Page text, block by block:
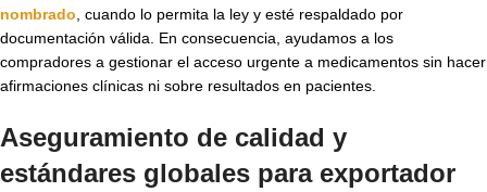
nombrado , cuando lo permita la ley y esté respaldado por
documentación válida. En consecuencia, ayudamos a los
compradores a gestionar el acceso urgente a medicamentos sin hacer
afirmaciones clínicas ni sobre resultados en pacientes.
Aseguramiento de calidad y
estándares globales para exportador